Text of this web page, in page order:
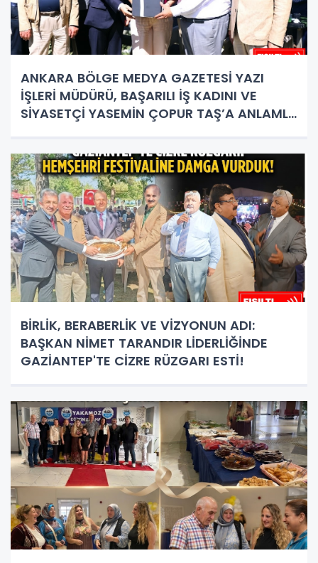
ANKARA BÖLGE MEDYA GAZETESİ YAZI
İŞLERİ MÜDÜRÜ, BAŞARILI İŞ KADINI VE
SİYASETÇİ YASEMİN ÇOPUR TAŞ’A ANLAMLI
BİRLİK, BERABERLİK VE VİZYONUN ADI:
BAŞKAN NİMET TARANDIR LİDERLİĞİNDE
GAZİANTEP'TE CİZRE RÜZGARI ESTİ!